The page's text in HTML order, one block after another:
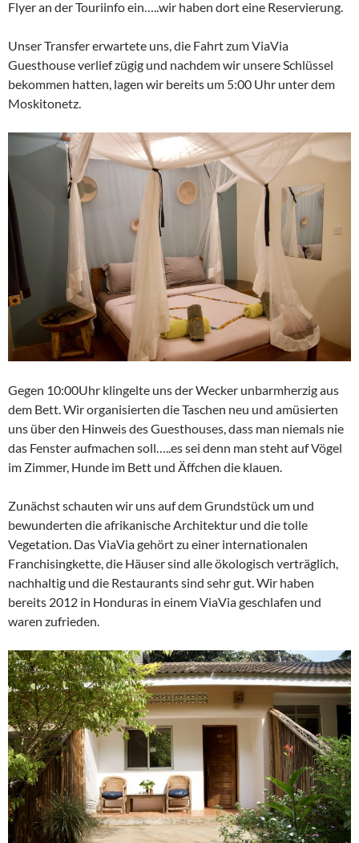
Flyer an der Touriinfo ein…..wir haben dort eine Reservierung.
Unser Transfer erwartete uns, die Fahrt zum ViaVia
Guesthouse verlief zügig und nachdem wir unsere Schlüssel
bekommen hatten, lagen wir bereits um 5:00 Uhr unter dem
Moskitonetz.
Gegen 10:00Uhr klingelte uns der Wecker unbarmherzig aus
dem Bett. Wir organisierten die Taschen neu und amüsierten
uns über den Hinweis des Guesthouses, dass man niemals nie
das Fenster aufmachen soll…..es sei denn man steht auf Vögel
im Zimmer, Hunde im Bett und Äffchen die klauen.
Zunächst schauten wir uns auf dem Grundstück um und
bewunderten die afrikanische Architektur und die tolle
Vegetation. Das ViaVia gehört zu einer internationalen
Franchisingkette, die Häuser sind alle ökologisch verträglich,
nachhaltig und die Restaurants sind sehr gut. Wir haben
bereits 2012 in Honduras in einem ViaVia geschlafen und
waren zufrieden.